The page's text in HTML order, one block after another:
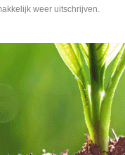
weer uitschrijven.